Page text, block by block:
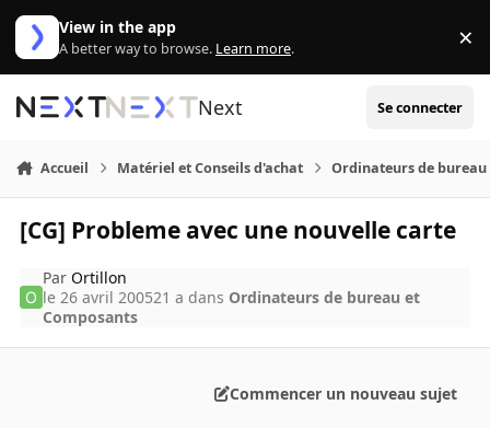
Aller au contenu
View in the app
A better way to browse. Learn more. ×
Next Se connecter
Accueil Matériel et Conseils d'achat Ordinateurs de bureau
[CG] Probleme avec une nouvelle carte
ParOrtillon
le 26 avril 200521 a dans Ordinateurs de bureau et
Composants
Commencer un nouveau sujet